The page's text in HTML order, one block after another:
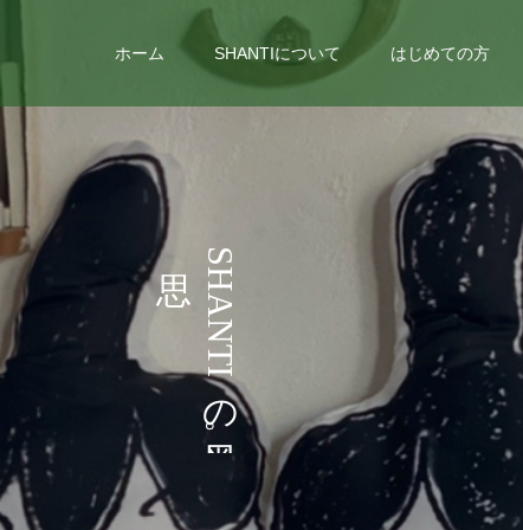
ホーム SHANTIについて はじめての方
S
H
A
N
T
I
の
。
う
こ
と
な
ど
い